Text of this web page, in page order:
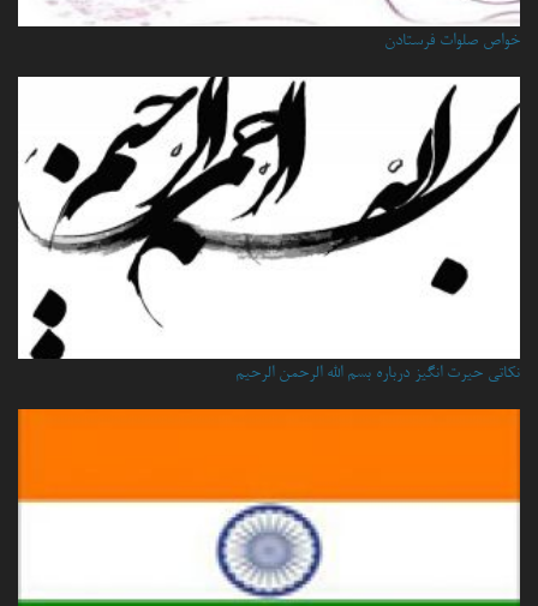
خواص صلوات فرستادن
نكاتي حيرت انگيز درباره بسم الله الرحمن الرحيم